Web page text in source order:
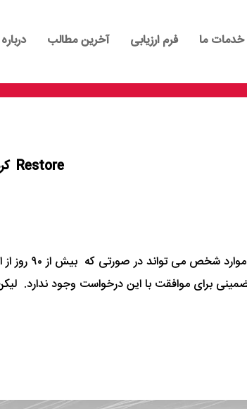
خدمات ما فرم ارزیابی آخرین مطالب
Restore
تمدید می‌باشد (200 دلار) و تضمینی برای موافقت با